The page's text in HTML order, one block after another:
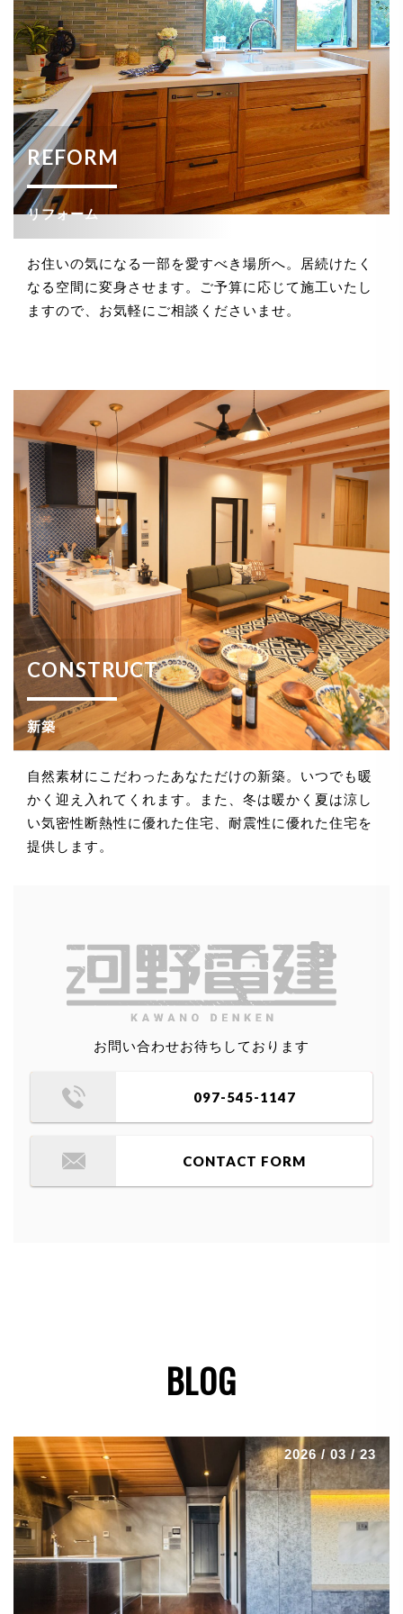
REFORM
リフォーム
お住いの気になる一部を愛すべき場所へ。居続けたく
なる空間に変身させます。ご予算に応じて施工いたし
ますので、お気軽にご相談くださいませ。
CONSTRUCT
新築
自然素材にこだわったあなただけの新築。いつでも暖
かく迎え入れてくれます。また、冬は暖かく夏は涼し
い気密性断熱性に優れた住宅、耐震性に優れた住宅を
提供します。
お問い合わせお待ちしております
097-545-1147
CONTACT FORM
BLOG
2026 / 03 / 23